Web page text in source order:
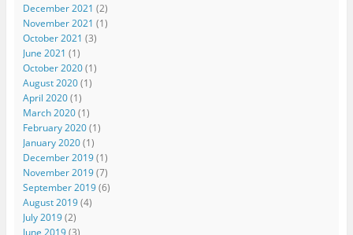
December 2021 (2)
November 2021 (1)
October 2021 (3)
June 2021 (1)
October 2020(1)
August 2020(1)
April 2020(1)
March 2020(1)
February 2020(1)
January 2020(1)
December 2019(1)
November 2019(7)
September 2019(6)
August 2019(4)
July 2019(2)
June 2019(3)